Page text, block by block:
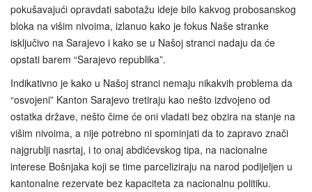
pokušavajući opravdati sabotažu ideje bilo kakvog probosanskog
bloka na višim nivoima, izlanuo kako je fokus Naše stranke
isključivo na Sarajevo i kako se u Našoj stranci nadaju da će
opstati barem “Sarajevo republika”.
Indikativno je kako u Našoj stranci nemaju nikakvih problema da
“osvojeni” Kanton Sarajevo tretiraju kao nešto izdvojeno od
ostatka države, nešto čime će oni vladati bez obzira na stanje na
višim nivoima, a nije potrebno ni spominjati da to zapravo znači
najgrublji nasrtaj, i to onaj abdićevskog tipa, na nacionalne
interese Bošnjaka koji se time parceliziraju na narod podijeljen u
kantonalne rezervate bez kapaciteta za nacionalnu politiku.